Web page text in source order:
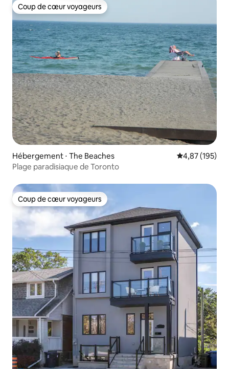
Coup de cœur voyageurs
Coup de cœur voyageurs
Hébergement ⋅ The Beaches Évaluation
4,87 (195)
Plage paradisiaque de Toronto
Coup de cœur voyageurs
Coup de cœur voyageurs